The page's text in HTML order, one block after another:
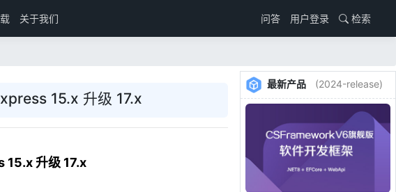
关于我们 问答 用户登录 检索
15.x 升级 17.x
15.x 升级 17.x
最新产品 (2024-release)